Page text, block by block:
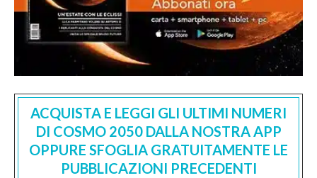
ACQUISTA E LEGGI GLI ULTIMI NUMERI
DI COSMO 2050 DALLA NOSTRA APP
OPPURE SFOGLIA GRATUITAMENTE LE
PUBBLICAZIONI PRECEDENTI